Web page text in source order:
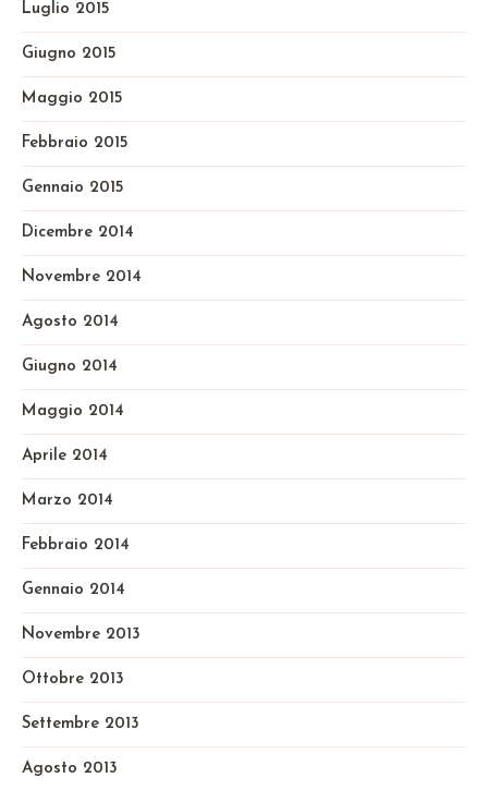
Luglio 2015
Giugno 2015
Maggio 2015
Febbraio 2015
Gennaio 2015
Dicembre 2014
Novembre 2014
Agosto 2014
Giugno 2014
Maggio 2014
Aprile 2014
Marzo 2014
Febbraio 2014
Gennaio 2014
Novembre 2013
Ottobre 2013
Settembre 2013
Agosto 2013